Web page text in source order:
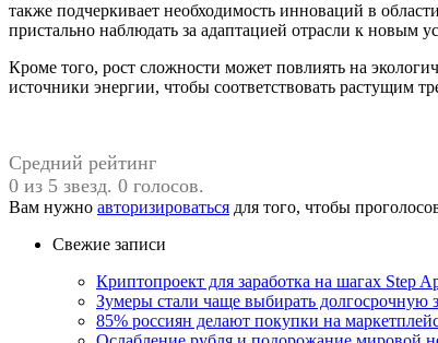
также подчеркивает необходимость инноваций в
пристально наблюдать за адаптацией отрасли к новым
Кроме того, рост сложности может повлиять на
источники энергии, чтобы соответствовать растущим
Средний рейтинг
0 из 5 звезд. 0 голосов.
Вам нужно авторизироваться для того, чтобы
Свежие записи
Криптопроект для заработка на шагах Step
Зумеры стали чаще выбирать долгосрочную
85% россиян делают покупки на